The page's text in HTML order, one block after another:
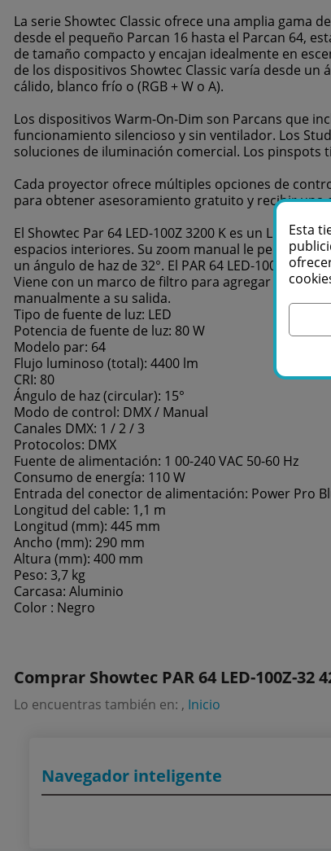
La serie Showtec Classic ofrece una amplia gama
desde el pequeño Parcan 16 hasta el Parcan 64,
de tamaño compacto y encajan idealmente en
de los dispositivos Showtec Classic varía desde
cálido, blanco frío o (RGB + W o A).
Los dispositivos Warm-On-Dim son Parcans que
funcionamiento silencioso y sin ventilador. Los
soluciones de iluminación comercial. Los pinspots
Cada proyector ofrece múltiples opciones de
para obtener asesoramiento gratuito y recibir
El Showtec Par 64 LED-100Z 3200 K es un LED
espacios interiores. Su zoom manual le permite
un ángulo de haz de 32°. El PAR 64 LED-100Z
Viene con un marco de filtro para agregar un gel
manualmente a su salida.
Tipo de fuente de luz: LED
Potencia de fuente de luz: 80 W
Modelo par: 64
Flujo luminoso (total): 4400 lm
CRI: 80
Ángulo de haz (circular): 15°
Modo de control: DMX / Manual
Canales DMX: 1 / 2 / 3
Protocolos: DMX
Fuente de alimentación: 1 00-240 VAC 50-60 Hz
Consumo de energía: 110 W
Entrada del conector de alimentación: Power Pro
Longitud del cable: 1,1 m
Longitud (mm): 445 mm
Ancho (mm): 290 mm
Altura (mm): 400 mm
Peso: 3,7 kg
Carcasa: Aluminio
Color : Negro
Comprar Showtec PAR 64 LED-100Z-
Lo encuentras también en: , Inicio
Navegador inteligente
Esta